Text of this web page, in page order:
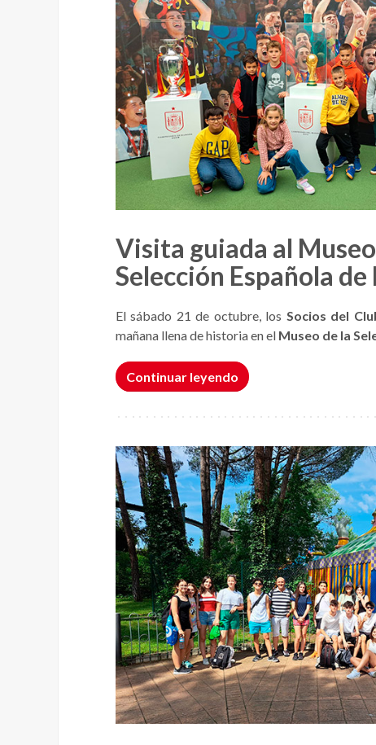
Visita guiada al
Selección Española
El sábado 21 de octubre, los Socios del
mañana llena de historia en el Museo de la
Continuar leyendo